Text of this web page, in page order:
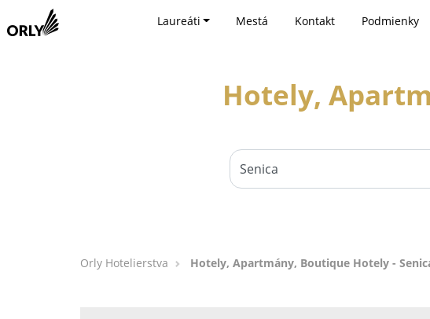
Laureáti Mestá Kontakt Podmienky
Hotely,
Orly Hotelierstva Hotely, Apartmány, Boutique Hotely -